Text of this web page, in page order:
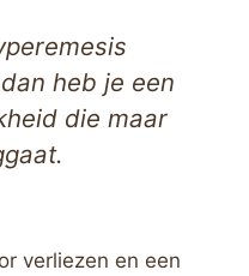
heb je een
die maar
verliezen en een